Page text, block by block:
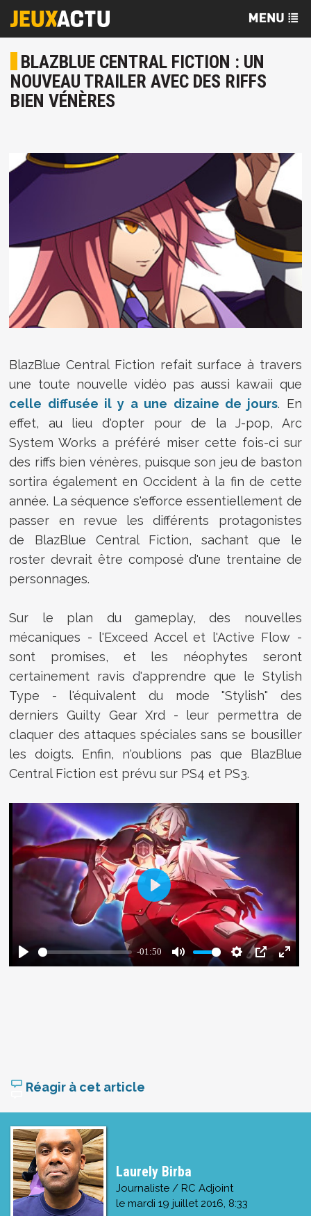
BLAZBLUE CENTRAL FICTION : UN
NOUVEAU TRAILER AVEC DES RIFFS
BIEN VÉNÈRES
BlazBlue Central Fiction refait surface à travers
une toute nouvelle vidéo pas aussi kawaii que
celle diffusée il y a une dizaine de jours. En
effet, au lieu d'opter pour de la J-pop, Arc
System Works a préféré miser cette fois-ci sur
des riffs bien vénères, puisque son jeu de baston
sortira également en Occident à la fin de cette
année. La séquence s'efforce essentiellement de
passer en revue les différents protagonistes
de BlazBlue Central Fiction, sachant que le
roster devrait être composé d'une trentaine de
personnages.
Sur le plan du gameplay, des nouvelles
mécaniques - l'Exceed Accel et l'Active Flow -
sont promises, et les néophytes seront
certainement ravis d'apprendre que le Stylish
Type - l'équivalent du mode "Stylish" des
derniers Guilty Gear Xrd - leur permettra de
claquer des attaques spéciales sans se bousiller
les doigts. Enfin, n'oublions pas que BlazBlue
Central Fiction est prévu sur PS4 et PS3.
Réagir à cet article
Laurely Birba
Journaliste / RC Adjoint
le mardi 19 juillet 2016, 8:33